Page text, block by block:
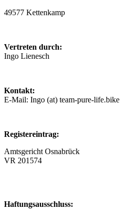
49577 Kettenkamp
Vertreten durch:
Ingo Lienesch
Kontakt:
E-Mail: Ingo (at) team-pure-life.bike
Registereintrag:
Amtsgericht Osnabrück
VR 201574
Haftungsausschluss: